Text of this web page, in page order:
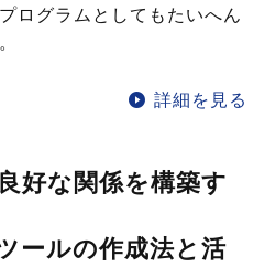
ログラムとしてもたいへん
詳細を見る
好な関係を構築す
ールの作成法と活